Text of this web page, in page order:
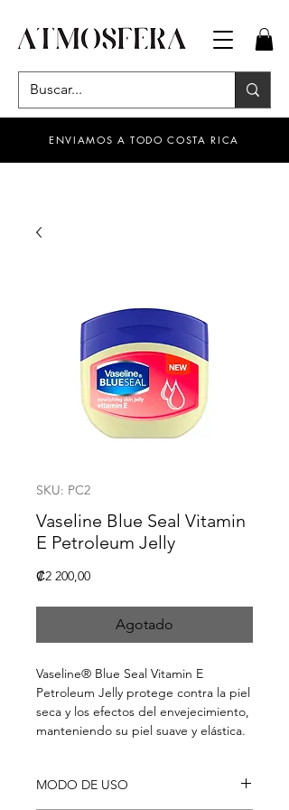
ENVIAMOS A TODO COSTA RICA
SKU: PC2
Vaseline Blue Seal Vitamin
E Petroleum Jelly
₡2 200,00Precio
Agotado
Vaseline® Blue Seal Vitamin E
Petroleum Jelly protege contra la piel
seca y los efectos del envejecimiento,
manteniendo su piel suave y elástica.
MODO DE USO